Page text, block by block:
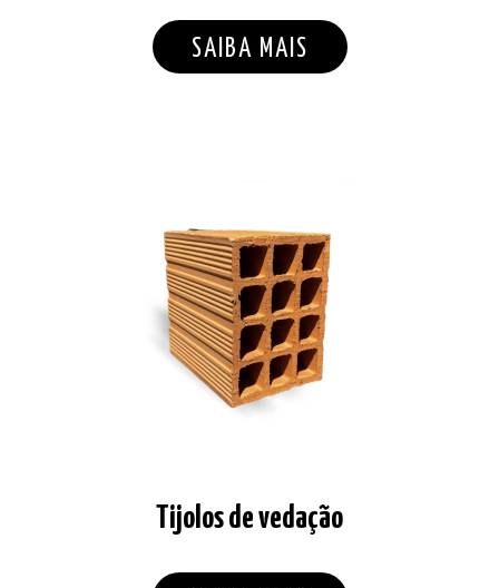
SAIBA MAIS
Tijolos de vedação